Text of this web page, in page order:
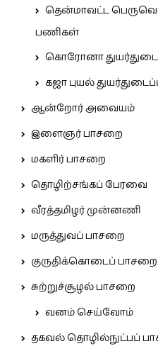
தென்மாவட்ட
பணிகள்
கொரோனா
கஜா புயல்
ஆன்றோர் அவையம்
இளைஞர் பாசறை
மகளிர் பாசறை
தொழிற்சங்கப் பேரவை
வீரத்தமிழர் முன்னணி
மருத்துவப் பாசறை
குருதிக்கொடைப் பாசறை
சுற்றுச்சூழல் பாசறை
வனம் செய்வோம்
தகவல் தொழில்நுட்பப்